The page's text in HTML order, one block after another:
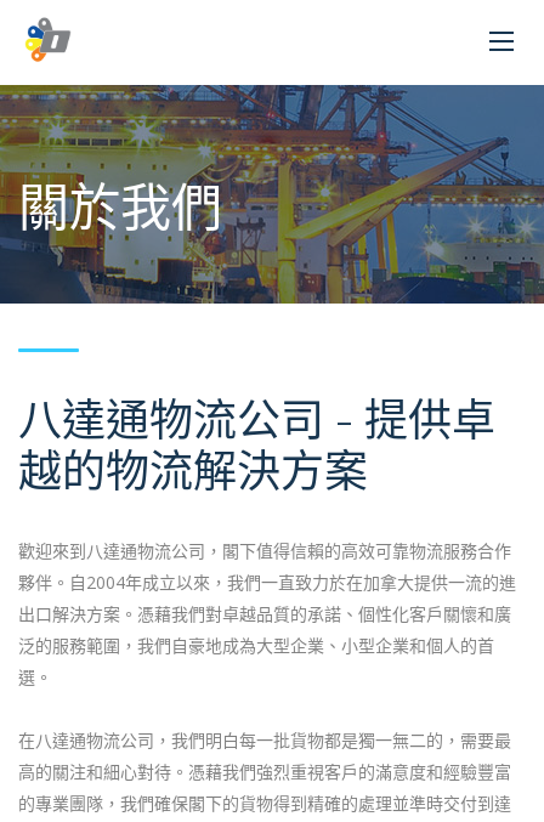
關於我們
八達通物流公司 - 提供卓
越的物流解決方案
歡迎來到八達通物流公司，閣下值得信賴的高效可靠物流服務合作
夥伴。自2004年成立以來，我們一直致力於在加拿大提供一流的進
出口解決方案。憑藉我們對卓越品質的承諾、個性化客戶關懷和廣
泛的服務範圍，我們自豪地成為大型企業、小型企業和個人的首
選。
在八達通物流公司，我們明白每一批貨物都是獨一無二的，需要最
高的關注和細心對待。憑藉我們強烈重視客戶的滿意度和經驗豐富
的專業團隊，我們確保閣下的貨物得到精確的處理並準時交付到達